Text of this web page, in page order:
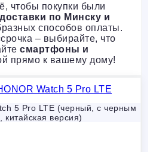
чтобы покупки были
по Минску и
способов оплаты.
– выбирайте, что
смартфоны и
прямо к вашему дому!
5 Pro LTE (черный, с черным
версия)